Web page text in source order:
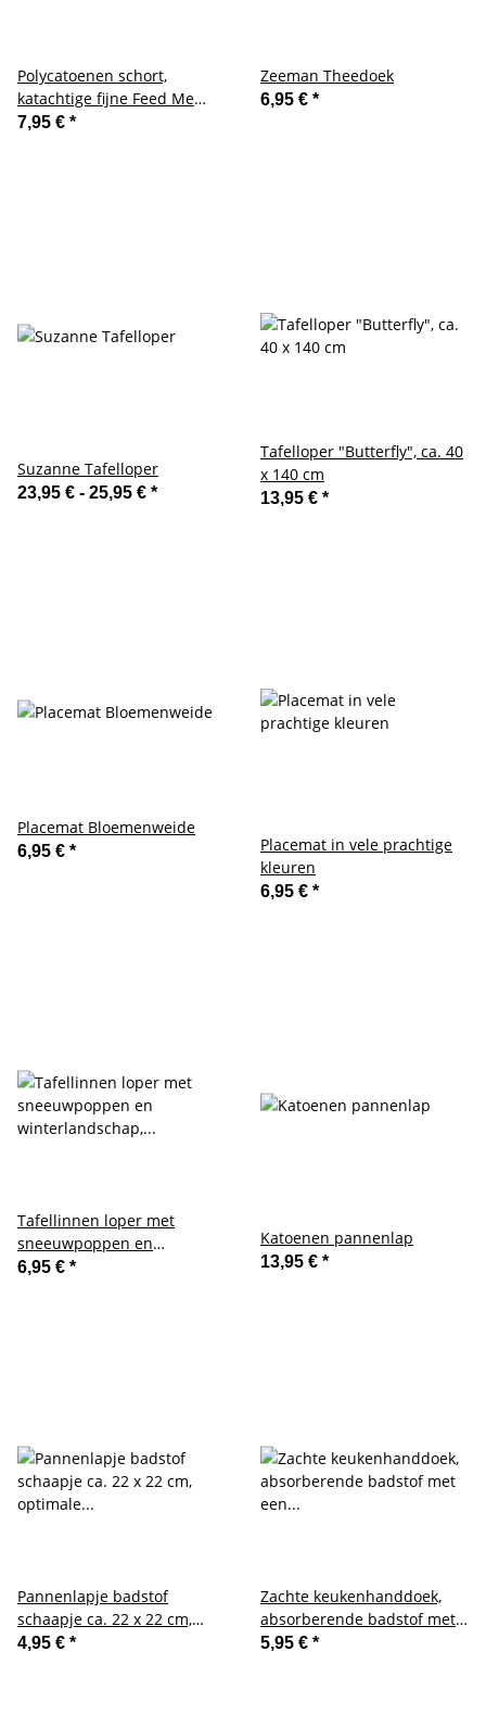
Polycatoenen schort,
katachtige fijne Feed Me
Meow
7,95 € *
Zeeman Theedoek
6,95 € *
Suzanne Tafelloper
23,95 € - 25,95 € *
Tafelloper "Butterfly", ca. 40
x 140 cm
13,95 € *
Placemat Bloemenweide
6,95 € *
Placemat in vele prachtige
kleuren
6,95 € *
Tafellinnen loper met
sneeuwpoppen en
winterlandschap, kerst 40 x
6,95 € *
Katoenen pannenlap
13,95 € *
Pannenlapje badstof
schaapje ca. 22 x 22 cm,
optimale bescherming met
4,95 € *
Zachte keukenhanddoek,
absorberende badstof met
een speelse rij katten, ca. 50
5,95 € *